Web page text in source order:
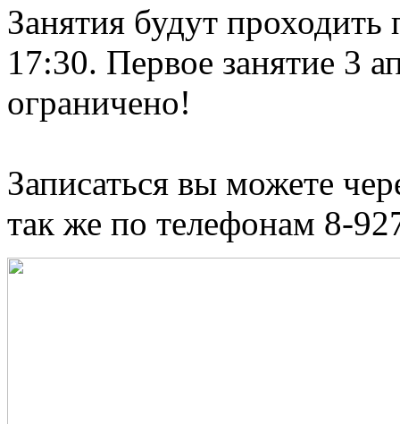
Занятия будут
17:30. Первое занятие 3
ограничено!
Записаться вы можете
так же по телефонам 8-